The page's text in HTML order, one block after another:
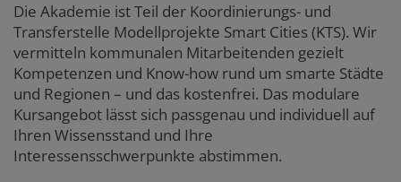
Die Akademie ist Teil der Koordinierungs- und
Transferstelle Modellprojekte Smart Cities (KTS). Wir
vermitteln kommunalen Mitarbeitenden gezielt
Kompetenzen und Know-how rund um smarte Städte
und Regionen – und das kostenfrei. Das modulare
Kursangebot lässt sich passgenau und individuell auf
Ihren Wissensstand und Ihre
Interessensschwerpunkte abstimmen.